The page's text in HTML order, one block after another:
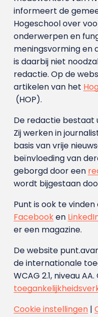
informeert de
Hogeschool over
onderwerpen en
meningsvorming en
is daarbij niet
redactie. Op de
artikelen van het
(HOP).
De redactie bestaat
Zij werken in
basis van vrije
beïnvloeding van
geborgd door een
wordt bijgestaan
Punt is ook te
Facebooken
er een magazine.
De website
de internationale
WCAG 2.1, niveau
Cookie instellingen|